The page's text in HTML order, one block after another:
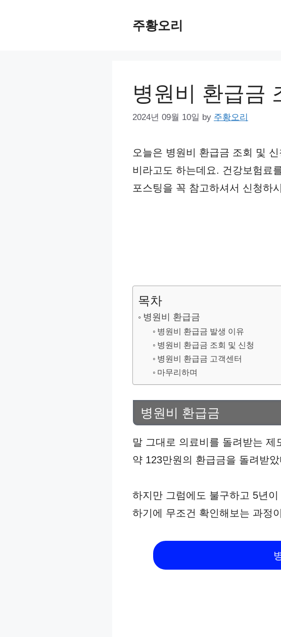
주황오리
병원비 환급금
2024년 09월 10일 by 주황오리
오늘은 병원비 환급금 조회 및
비라고도 하는데요. 건강보험료
포스팅을 꼭 참고하셔서 신청하
목차
병원비 환급금
병원비 환급금 발생 이유
병원비 환급금 조회 및 신청
병원비 환급금 고객센터
마무리하며
병원비 환급금
말 그대로 의료비를 돌려받는
약 123만원의 환급금을 돌려받
하지만 그럼에도 불구하고 5년
하기에 무조건 확인해보는 과정